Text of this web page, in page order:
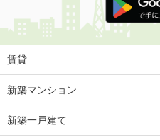
賃貸
新築マンション
新築一戸建て